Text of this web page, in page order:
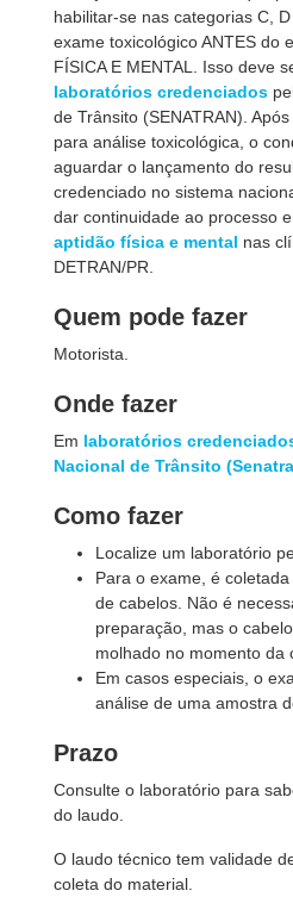
habilitar-se nas categorias C,
exame toxicológico ANTES do
FÍSICA E MENTAL. Isso deve
laboratórios credenciados
de Trânsito (SENATRAN).
para análise toxicológica, o
aguardar o lançamento do
credenciado no sistema
dar continuidade ao processo
aptidão física e mental nas
DETRAN/PR.
Quem pode fazer
Motorista.
Onde fazer
Em laboratórios
Nacional de Trânsito
Como fazer
Localize um laboratório
Para o exame, é
de cabelos. Não é
preparação, mas o
molhado no momento da
Em casos especiais, o
análise de uma amostra
Prazo
Consulte o laboratório para
do laudo.
O laudo técnico tem validade
coleta do material.